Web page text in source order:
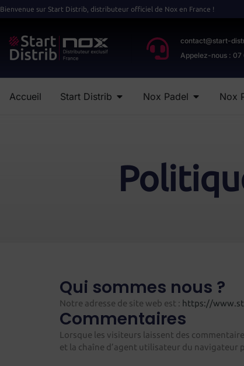
Bienvenue sur Start Distrib, distributeur officiel de Nox en France !
contact@start-
Appelez-nous : 07
Accueil Start Distrib Nox Padel Nox
Qui sommes nous ?
Notre adresse de site web est : https://
Commentaires
Lorsque les visiteurs laissent des
et la chaîne d’agent utilisateur du navigateur